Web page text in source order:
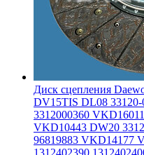
Диск сцепления
DV15TIS DL08 33120-
3312000360
VKD10443 DW20
96819883 VKD14177
1312402390